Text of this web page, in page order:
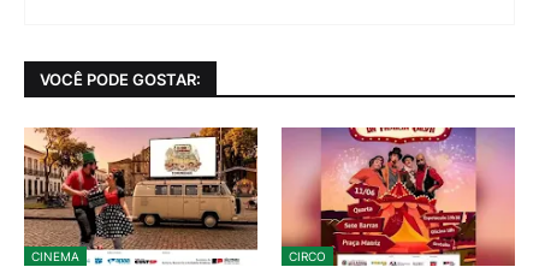
VOCÊ PODE GOSTAR:
CINEMA CIRCO